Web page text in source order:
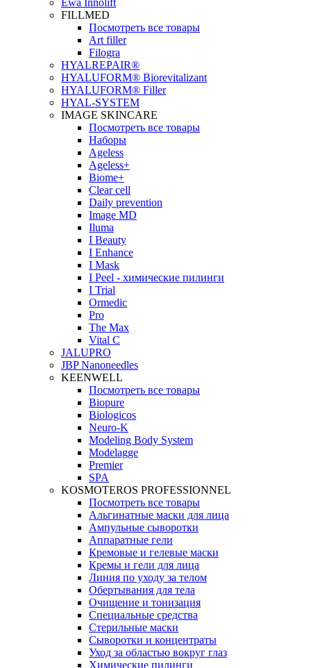
Ewa Innolift
FILLMED
Посмотреть все товары
Art filler
Filogra
НYALREPAIR®
HYALUFORM® Biorevitalizant
HYALUFORM® Filler
HYAL-SYSTEM
IMAGE SKINCARE
Посмотреть все товары
Наборы
Ageless
Ageless+
Biome+
Clear cell
Daily prevention
Image MD
Iluma
I Beauty
I Enhance
I Mask
I Peel - химические пилинги
I Trial
Ormedic
Pro
The Max
Vital C
JALUPRO
JBP Nanoneedles
KEENWELL
Посмотреть все товары
Biopure
Biologicos
Neuro‑K
Modeling Body System
Modelagge
Premier
SPA
KOSMOTEROS PROFESSIONNEL
Посмотреть все товары
Альгинатные маски для лица
Ампульные сыворотки
Аппаратные гели
Кремовые и гелевые маски
Кремы и гели для лица
Линия по уходу за телом
Обертывания для тела
Очищение и тонизация
Специальные средства
Стерильные маски
Сыворотки и концентраты
Уход за областью вокруг глаз
Химические пилинги